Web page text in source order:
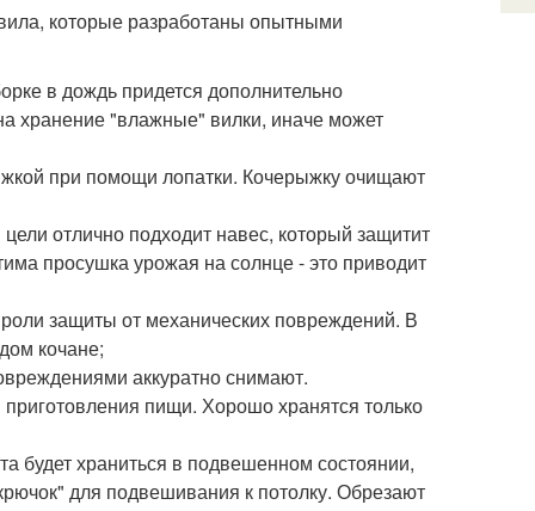
которые разработаны опытными
в дождь придется дополнительно
хранение "влажные" вилки, иначе может
при помощи лопатки. Кочерыжку очищают
отлично подходит навес, который защитит
просушка урожая на солнце - это приводит
защиты от механических повреждений. В
кочане;
аккуратно снимают.
пищи. Хорошо хранятся только
будет храниться в подвешенном состоянии,
для подвешивания к потолку. Обрезают